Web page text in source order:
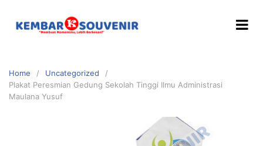
Home
Uncategorized
Plakat Peresmian Gedung Sekolah Tinggi Ilmu Administrasi
Maulana Yusuf